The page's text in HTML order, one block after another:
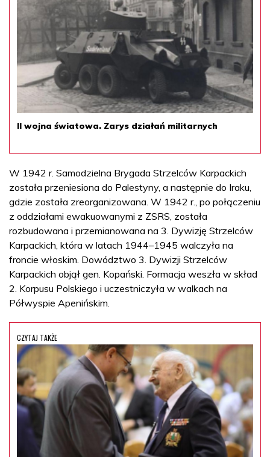
II wojna światowa. Zarys działań militarnych
W 1942 r. Samodzielna Brygada Strzelców Karpackich
została przeniesiona do Palestyny, a następnie do Iraku,
gdzie została zreorganizowana. W 1942 r., po połączeniu
z oddziałami ewakuowanymi z ZSRS, została
rozbudowana i przemianowana na 3. Dywizję Strzelców
Karpackich, która w latach 1944–1945 walczyła na
froncie włoskim. Dowództwo 3. Dywizji Strzelców
Karpackich objął gen. Kopański. Formacja weszła w skład
2. Korpusu Polskiego i uczestniczyła w walkach na
Półwyspie Apenińskim.
CZYTAJ TAKŻE